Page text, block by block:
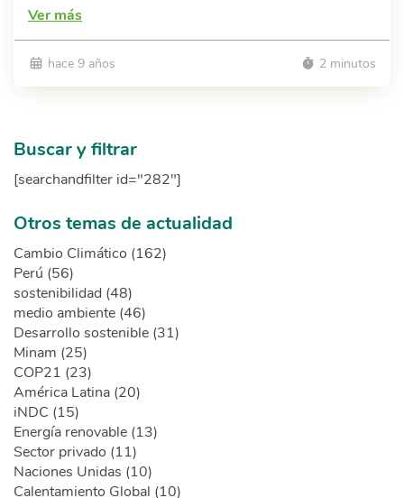
Ver más
hace 9 años 2 minutos
Buscar y filtrar
[searchandfilter id="282"]
Otros temas de actualidad
Cambio Climático (162)
Perú (56)
sostenibilidad (48)
medio ambiente (46)
Desarrollo sostenible (31)
Minam (25)
COP21 (23)
América Latina (20)
iNDC (15)
Energía renovable (13)
Sector privado (11)
Naciones Unidas (10)
Calentamiento Global (10)